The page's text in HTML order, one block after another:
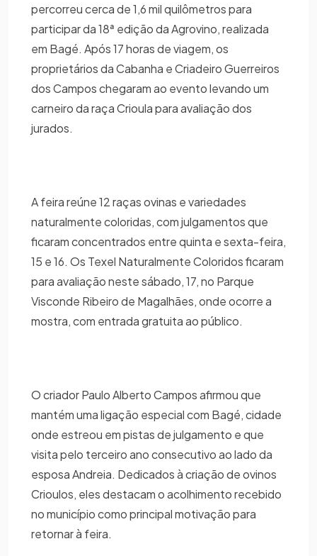
percorreu cerca de 1,6 mil quilômetros para
participar da 18ª edição da Agrovino, realizada
em Bagé. Após 17 horas de viagem, os
proprietários da Cabanha e Criadeiro Guerreiros
dos Campos chegaram ao evento levando um
carneiro da raça Crioula para avaliação dos
jurados.
A feira reúne 12 raças ovinas e variedades
naturalmente coloridas, com julgamentos que
ficaram concentrados entre quinta e sexta-feira,
15 e 16. Os Texel Naturalmente Coloridos ficaram
para avaliação neste sábado, 17, no Parque
Visconde Ribeiro de Magalhães, onde ocorre a
mostra, com entrada gratuita ao público.
O criador Paulo Alberto Campos afirmou que
mantém uma ligação especial com Bagé, cidade
onde estreou em pistas de julgamento e que
visita pelo terceiro ano consecutivo ao lado da
esposa Andreia. Dedicados à criação de ovinos
Crioulos, eles destacam o acolhimento recebido
no município como principal motivação para
retornar à feira.